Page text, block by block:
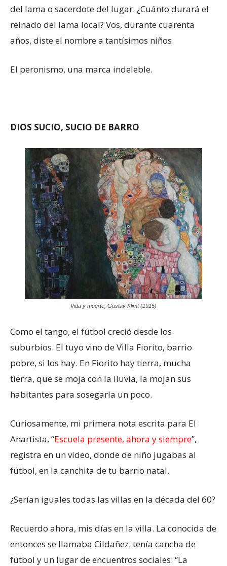
del lama o sacerdote del lugar. ¿Cuánto durará el
reinado del lama local? Vos, durante cuarenta
años, diste el nombre a tantísimos niños.
El peronismo, una marca indeleble.
DIOS SUCIO, SUCIO DE BARRO
Vida y muerte, Gustav Klimt (1915)
Como el tango, el fútbol creció desde los
suburbios. El tuyo vino de Villa Fiorito, barrio
pobre, si los hay. En Fiorito hay tierra, mucha
tierra, que se moja con la lluvia, la mojan sus
habitantes para sosegarla un poco.
Curiosamente, mi primera nota escrita para El
Anartista, “Escuela presente, ahora y siempre”,
registra en un video, donde de niño jugabas al
fútbol, en la canchita de tu barrio natal.
¿Serían iguales todas las villas en la década del 60?
Recuerdo ahora, mis días en la villa. La conocida de
entonces se llamaba Cildañez: tenía cancha de
fútbol y un lugar de encuentros sociales: “La